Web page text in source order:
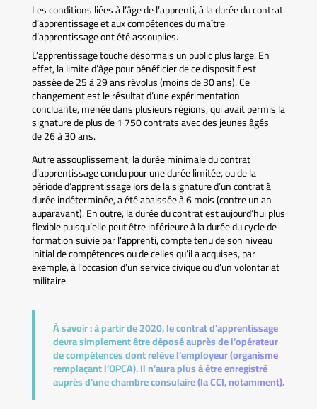
Les conditions liées à l’âge de l’apprenti, à la durée du contrat
d’apprentissage et aux compétences du maître
d’apprentissage ont été assouplies.
L’apprentissage touche désormais un public plus large. En
effet, la limite d’âge pour bénéficier de ce dispositif est
passée de 25 à 29 ans révolus (moins de 30 ans). Ce
changement est le résultat d’une expérimentation
concluante, menée dans plusieurs régions, qui avait permis la
signature de plus de 1 750 contrats avec des jeunes âgés
de 26 à 30 ans.
Autre assouplissement, la durée minimale du contrat
d’apprentissage conclu pour une durée limitée, ou de la
période d’apprentissage lors de la signature d’un contrat à
durée indéterminée, a été abaissée à 6 mois (contre un an
auparavant). En outre, la durée du contrat est aujourd’hui plus
flexible puisqu’elle peut être inférieure à la durée du cycle de
formation suivie par l’apprenti, compte tenu de son niveau
initial de compétences ou de celles qu’il a acquises, par
exemple, à l’occasion d’un service civique ou d’un volontariat
militaire.
À savoir :à partir de 2020, le contrat d’apprentissage
devra simplement être déposé auprès de l’opérateur
de compétences dont relève l’employeur (organisme
remplaçant l’OPCA). Il n’aura plus à être enregistré
auprès d’une chambre consulaire (la CCI, notamment).